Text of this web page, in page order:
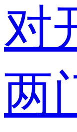
对
两